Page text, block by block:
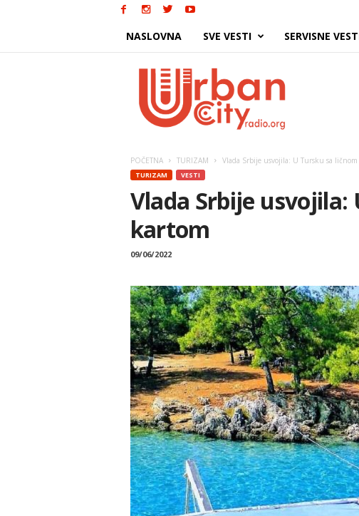
NASLOVNA SVE VESTI SERVISNE
POČETNA TURIZAM Vlada Srbije usvojila: U Tursku sa
TURIZAM VESTI
Vlada Srbije usvojila:
kartom
09/06/2022